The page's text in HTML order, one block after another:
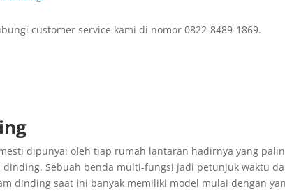
customer service kami di nomor 0822-8489-1869.
dipunyai oleh tiap rumah lantaran hadirnya yang
Sebuah benda multi-fungsi jadi petunjuk waktu
dinding saat ini banyak memiliki model mulai dengan